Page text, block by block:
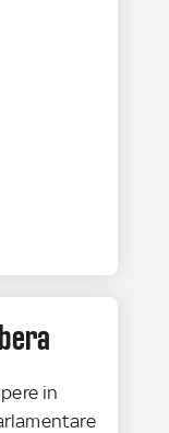
in